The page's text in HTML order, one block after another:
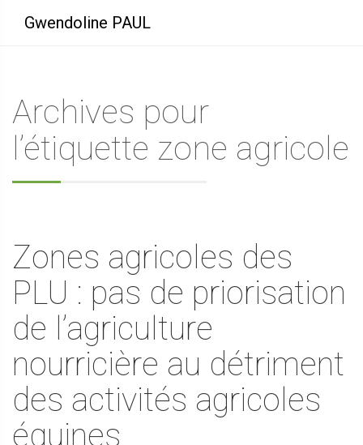
Gwendoline PAUL
Archives pour
l’étiquette zone agricole
Zones agricoles des
PLU : pas de priorisation
de l’agriculture
nourricière au détriment
des activités agricoles
équines